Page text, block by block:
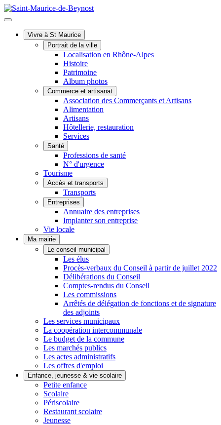
Vivre à St Maurice
Portrait de la ville
Localisation en Rhône-Alpes
Histoire
Patrimoine
Album photos
Commerce et artisanat
Association des Commerçants et Artisans
Alimentation
Artisans
Hôtellerie, restauration
Services
Santé
Professions de santé
N° d'urgence
Tourisme
Accès et transports
Transports
Entreprises
Annuaire des entreprises
Implanter son entreprise
Vie locale
Ma mairie
Le conseil municipal
Les élus
Procès-verbaux du Conseil à partir de juillet 2022
Délibérations du Conseil
Comptes-rendus du Conseil
Les commissions
Arrêtés de délégation de fonctions et de signature
des adjoints
Les services municipaux
La coopération intercommunale
Le budget de la commune
Les marchés publics
Les actes administratifs
Les offres d'emploi
Enfance, jeunesse & vie scolaire
Petite enfance
Scolaire
Périscolaire
Restaurant scolaire
Jeunesse